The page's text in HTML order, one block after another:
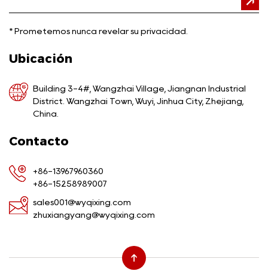
* Prometemos nunca revelar su privacidad.
Ubicación
Building 3-4#, Wangzhai Village, Jiangnan Industrial
District. Wangzhai Town, Wuyi, Jinhua City, Zhejiang,
China.
Contacto
+86-13967960360
+86-15258989007
sales001@wyqixing.com
zhuxiangyang@wyqixing.com